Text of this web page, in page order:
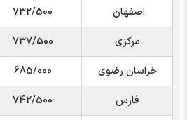
اصفهان
732/500
مرکزی
737/500
خراسان رضوی
685/000
فارس
742/500